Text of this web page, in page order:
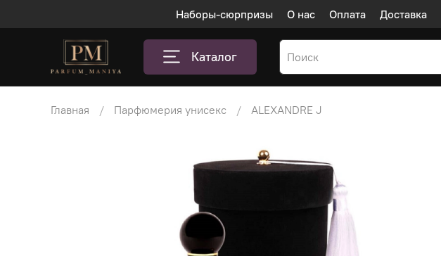
Наборы-сюрпризы О нас Оплата Доставка
Каталог
Главная Парфюмерия унисекс ALEXANDRE J